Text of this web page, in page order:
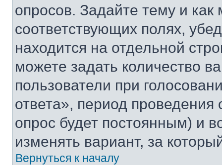
опросов. Задайте тему и
соответствующих полях,
находится на отдельной
можете задать количество
пользователи при
ответа», период проведения
опрос будет постоянным) и
изменять вариант, за
Вернуться к началу